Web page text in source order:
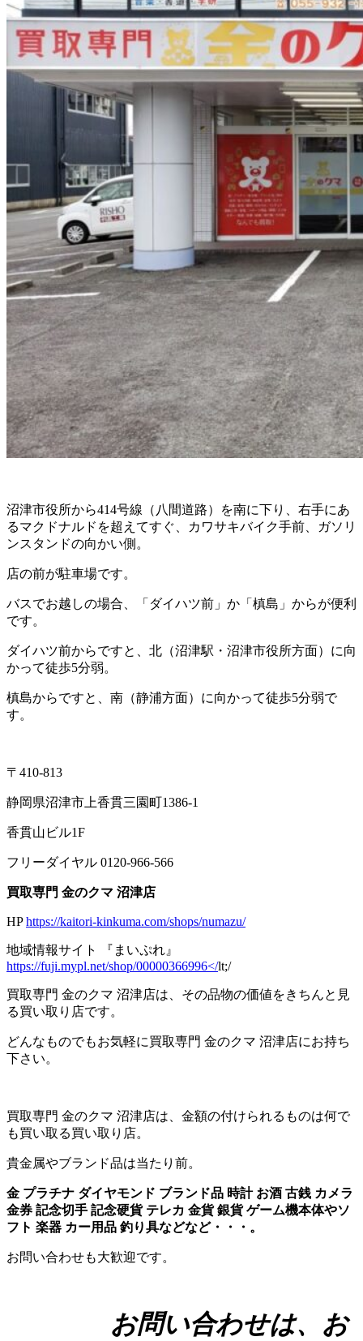
沼津市役所から414号線（八間道路）を南に下り、右手にあ
るマクドナルドを超えてすぐ、カワサキバイク手前、ガソリ
ンスタンドの向かい側。
店の前が駐車場です。
バスでお越しの場合、「ダイハツ前」か「槙島」からが便利
です。
ダイハツ前からですと、北（沼津駅・沼津市役所方面）に向
かって徒歩5分弱。
槙島からですと、南（静浦方面）に向かって徒歩5分弱で
す。
〒410-813
静岡県沼津市上香貫三園町1386-1
香貫山ビル1F
フリーダイヤル 0120-966-566
買取専門 金のクマ 沼津店
HPhttps://kaitori-kinkuma.com/shops/numazu/
地域情報サイト 『まいぷれ』
https://fuji.mypl.net/shop/00000366996</lt;/
買取専門 金のクマ 沼津店は、その品物の価値をきちんと見
る買い取り店です。
どんなものでもお気軽に買取専門 金のクマ 沼津店にお持ち
下さい。
買取専門 金のクマ 沼津店は、金額の付けられるものは何で
も買い取る買い取り店。
貴金属やブランド品は当たり前。
金 プラチナ ダイヤモンド ブランド品 時計 お酒 古銭 カメラ
金券 記念切手 記念硬貨 テレカ 金貨 銀貨 ゲーム機本体やソ
フト 楽器 カー用品 釣り具などなど・・・。
お問い合わせも大歓迎です。
お問い合わせは、お